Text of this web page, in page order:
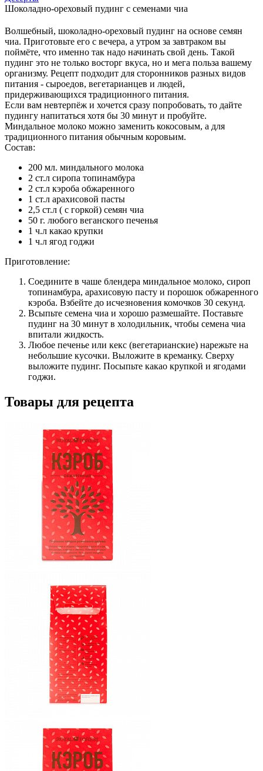
Шоколадно-ореховый пудинг с семенами чиа
Волшебный, шоколадно-ореховый пудинг на основе семян
чиа. Приготовьте его с вечера, а утром за завтраком вы
поймёте, что именно так надо начинать свой день. Такой
пудинг это не только восторг вкуса, но и мега польза вашему
организму. Рецепт подходит для сторонников разных видов
питания - сыроедов, вегетарианцев и людей,
придерживающихся традиционного питания.
Если вам невтерпёж и хочется сразу попробовать, то дайте
пудингу напитаться хотя бы 30 минут и пробуйте.
Миндальное молоко можно заменить кокосовым, а для
традиционного питания обычным коровьим.
Состав:
200 мл. миндального молока
2 ст.л сиропа топинамбура
2 ст.л кэроба обжаренного
1 ст.л арахисовой пасты
2,5 ст.л ( с горкой) семян чиа
50 г. любого веганского печенья
1 ч.л какао крупки
1 ч.л ягод годжи
Приготовление:
Соедините в чаше блендера миндальное молоко, сироп
топинамбура, арахисовую пасту и порошок обжаренного
кэроба. Взбейте до исчезновения комочков 30 секунд.
Всыпьте семена чиа и хорошо размешайте. Поставьте
пудинг на 30 минут в холодильник, чтобы семена чиа
впитали жидкость.
Любое печенье или кекс (вегетарианские) нарежьте на
небольшие кусочки. Выложите в креманку. Сверху
выложите пудинг. Посыпьте какао крупкой и ягодами
годжи.
Товары для рецепта